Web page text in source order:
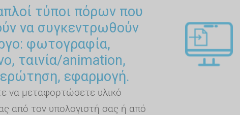
τύποι πόρων που
να συγκεντρωθούν
φωτογραφία,
ταινία/animation,
εφαρμογή.
να μεταφορτώσετε υλικό
από τον υπολογιστή σας ή από